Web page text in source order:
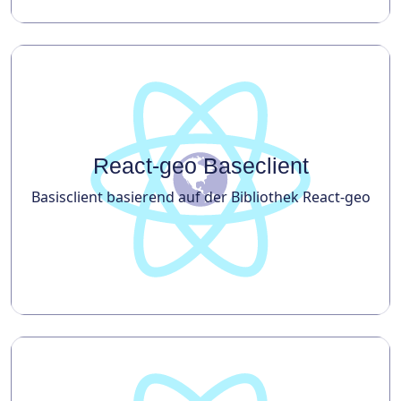
React-geo Baseclient
Basisclient basierend auf der Bibliothek React-geo